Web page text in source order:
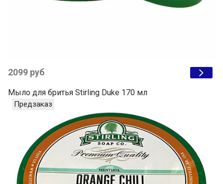
2099 руб
Мыло для бритья Stirling Duke 170 мл
Предзаказ